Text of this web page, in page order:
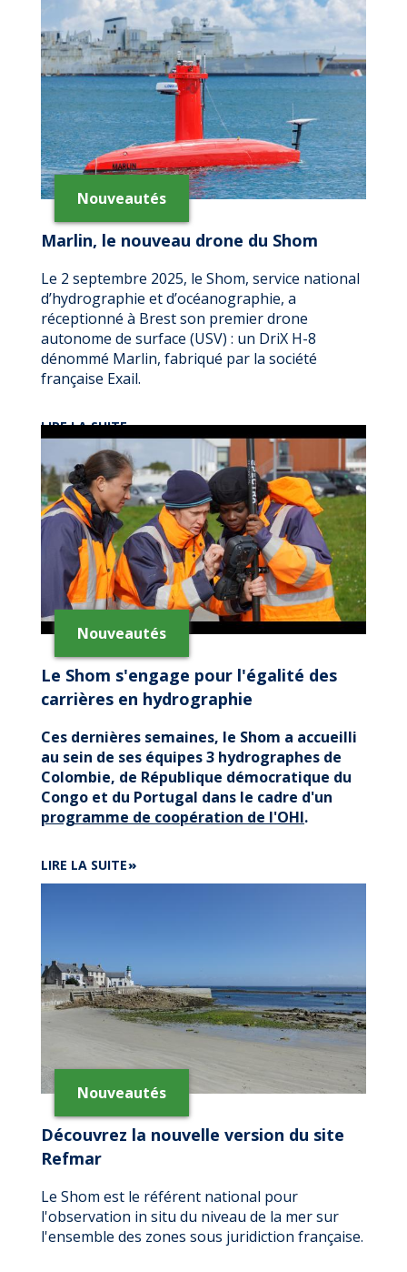
LE
SHOM
PASSE
COMMANDE
DE
DEUX
NOUVEAUX
DRONES
MARITIMES
Nouveautés
Marlin, le nouveau drone du Shom
Le 2 septembre 2025, le Shom, service national
d’hydrographie et d’océanographie, a
réceptionné à Brest son premier drone
autonome de surface (USV) : un DriX H-8
dénommé Marlin, fabriqué par la société
française Exail.
LIRE LA SUITEDE
MARLIN,
LE
NOUVEAU
DRONE
DU
SHOM
Nouveautés
Le Shom s'engage pour l'égalité des
carrières en hydrographie
Ces dernières semaines, le Shom a accueilli
au sein de ses équipes 3 hydrographes de
Colombie, de République démocratique du
Congo et du Portugal dans le cadre d'un
programme de coopération de l'OHI.
LIRE LA SUITEDE
LE
DES
CARRIÈRES
EN
HYDROGRAPHIE
Nouveautés
Découvrez la nouvelle version du site
Refmar
Le Shom est le référent national pour
l'observation in situ du niveau de la mer sur
l'ensemble des zones sous juridiction française.